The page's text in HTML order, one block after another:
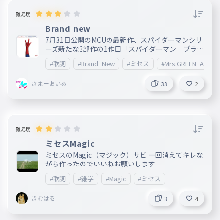
難易度
Brand new
7月31日公開のMCUの最新作、スパイダーマンシリ
ーズ新たな3部作の1作目「スパイダーマン ブラン
ド・ニュー・デイ」の主題歌であります ◇ルール
・ハイフン以外の記号は打たない ・アルファベッ
#歌詞 #Brand_New #ミセス #Mrs.GREEN_APPLE
さまーおいる 33 2
難易度
ミセスMagic
ミセスのMagic（マジック）サビ 一回消えてキレな
がら作ったのでいいねお願いします
#歌詞 #雑学 #Magic #ミセス
きむはる 8 4